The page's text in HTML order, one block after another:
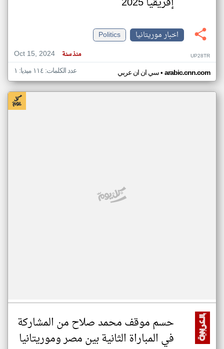
اخبار موريتانيا
Politics
Oct 15, 2024
منذ سنة UP28TR
سي ان ان عربي• arabic.cnn.com عدد الكلمات: ١١٤ ميديا: ١
حسم موقف محمد صلاح من المشاركة
في المباراة الثانية بين مصر وموريتانيا